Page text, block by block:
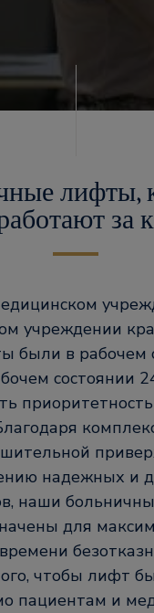
лифты,
за
учреждении
были в рабочем
состоянии
надежных и
наши
для
чтобы лифт
пациентам и